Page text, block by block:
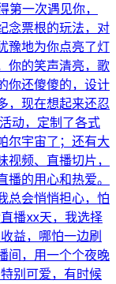
一次遇见你，
念票根的玩法，对
豫地为你点亮了灯
你的笑声清亮，歌
你还傻傻的，设计
，现在想起来还忍
动，定制了各式
尔宇宙了；还有大
频、直播切片，
的用心和热爱。
总会悄悄担心，怕
播xx天，我选择
益，哪怕一边刷
间，用一个个夜晚
别可爱，有时候